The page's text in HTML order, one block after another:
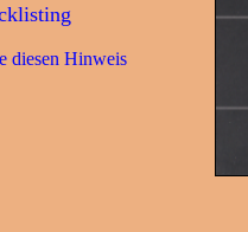
diesen Hinweis